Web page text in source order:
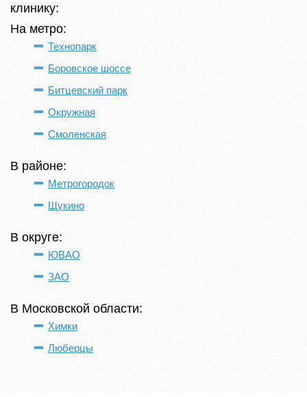
клинику:
На метро:
Технопарк
Боровское шоссе
Битцевский парк
Окружная
Смоленская
В районе:
Метрогородок
Щукино
В округе:
ЮВАО
ЗАО
В Московской области:
Химки
Люберцы